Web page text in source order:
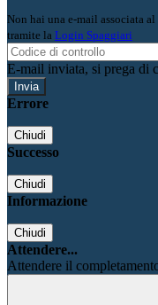
Non hai una e-mail associata
tramite la Login Spaggiari
E-mail inviata, si prega di
Errore
Chiudi
Successo
Chiudi
Informazione
Chiudi
Attendere...
Attendere il